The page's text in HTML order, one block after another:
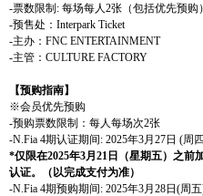
-票数限制 : 每场每人2张 （包括优先预购 ）
-预售处 ： Interpark Ticket
-主办 ： FNC ENTERTAINMENT
-主管： CULTURE FACTORY
【预购指南】
※会员优先预购
-预购票数限制：每人每场次2张
-N.Fia 4期认证期间: 2025年3月 27日 (周四
*仅限在2025年3月 21 日（星期五）之前
认证。（以完成支付为准）
-N.Fia 4期预购期间: 2025年3月 28日 (周五